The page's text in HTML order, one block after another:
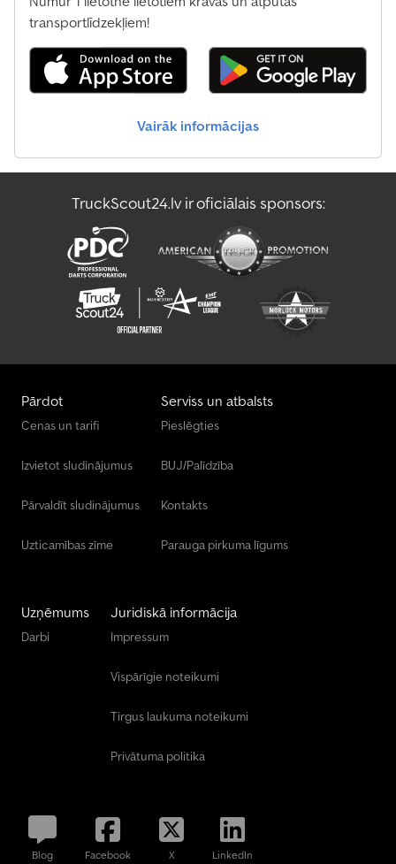
transportlīdzekļiem!
Vairāk informācijas
TruckScout24.lv ir oficiālais sponsors:
Pārdot
Cenas un tarifi
Izvietot sludinājumus
Pārvaldīt sludinājumus
Uzticamības zīme
Serviss un atbalsts
Pieslēgties
BUJ/Palīdzība
Kontakts
Parauga pirkuma līgums
Uzņēmums
Darbi
Juridiskā informācija
Impressum
Vispārīgie noteikumi
Tirgus laukuma noteikumi
Privātuma politika
Blog Facebook X LinkedIn